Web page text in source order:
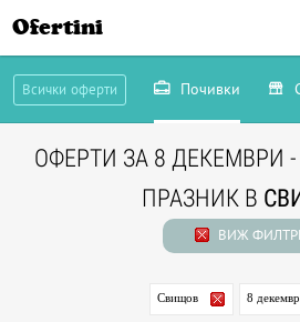
Ofertini
Всички оферти Почивки
ОФЕРТИ ЗА 8 ДЕКЕМВРИ
ПРАЗНИК В
ВИЖ
Свищов 8